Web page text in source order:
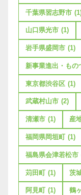
千葉県習志野市
山口県光市 (1)
岩手県盛岡市 (1)
新事業進出・もの
東京都渋谷区 (1)
武蔵村山市 (2)
清瀬市 (1) 産
福岡県岡垣町 (1)
福島県会津若松市
苅田町 (1) 茨
阿見町 (1) 鶴